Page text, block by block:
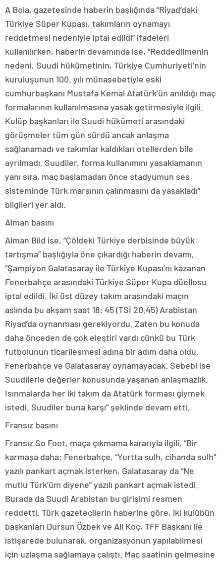
A Bola, gazetesinde haberin başlığında “Riyad’daki
Türkiye Süper Kupası, takımların oynamayı
reddetmesi nedeniyle iptal edildi” ifadeleri
kullanılırken, haberin devamında ise, “Reddedilmenin
nedeni, Suudi hükümetinin, Türkiye Cumhuriyeti’nin
kuruluşunun 100. yılı münasebetiyle eski
cumhurbaşkanı Mustafa Kemal Atatürk’ün anıldığı maç
formalarının kullanılmasına yasak getirmesiyle ilgili.
Kulüp başkanları ile Suudi hükümeti arasındaki
görüşmeler tüm gün sürdü ancak anlaşma
sağlanamadı ve takımlar kaldıkları otellerden bile
ayrılmadı. Suudiler, forma kullanımını yasaklamanın
yanı sıra, maç başlamadan önce stadyumun ses
sisteminde Türk marşının çalınmasını da yasakladı”
bilgileri yer aldı.
Alman basını
Alman Bild ise, “Çöldeki Türkiye derbisinde büyük
tartışma” başlığıyla öne çıkardığı haberin devamı,
“Şampiyon Galatasaray ile Türkiye Kupası’nı kazanan
Fenerbahçe arasındaki Türkiye Süper Kupa düellosu
iptal edildi. İki üst düzey takım arasındaki maçın
aslında bu akşam saat 18: 45 (TSİ 20.45) Arabistan
Riyad’da oynanması gerekiyordu. Zaten bu konuda
daha önceden de çok eleştiri vardı çünkü bu Türk
futbolunun ticarileşmesi adına bir adım daha oldu.
Fenerbahçe ve Galatasaray oynamayacak. Sebebi ise
Suudilerle değerler konusunda yaşanan anlaşmazlık.
Isınmalarda her iki takım da Atatürk forması giymek
istedi. Suudiler buna karşı” şeklinde devam etti.
Fransız basını
Fransız So Foot, maça çıkmama kararıyla ilgili, “Bir
karmaşa daha: Fenerbahçe, “Yurtta sulh, cihanda sulh”
yazılı pankart açmak isterken, Galatasaray da “Ne
mutlu Türk’üm diyene” yazılı pankart açmak istedi.
Burada da Suudi Arabistan bu girişimi resmen
reddetti. Türk gazetecilerin haberine göre, iki kulübün
başkanları Dursun Özbek ve Ali Koç, TFF Başkanı ile
istişarede bulunarak, organizasyonun yapılabilmesi
için uzlaşma sağlamaya çalıştı. Maç saatinin gelmesine